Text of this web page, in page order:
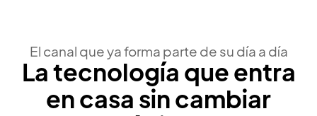
El canal que ya forma parte de su día a día
La tecnología que entra
en casa sin cambiar